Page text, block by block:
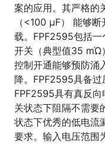
案的应用。其严格的
（<100 µF） 能够
载。FPF2595包括一
开关（典型值35 mΏ
控制开通能够预防涌
降。FPF2595具备过
FPF2595具有真反
关状态下阻隔不需要
状态下优秀的低电流
要求。输入电压范围